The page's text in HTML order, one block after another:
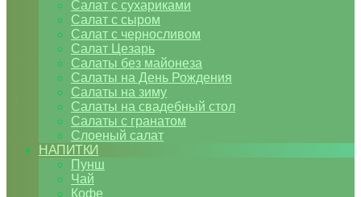
Салат с сухариками
Салат с сыром
Салат с черносливом
Салат Цезарь
Салаты без майонеза
Салаты на День Рождения
Салаты на зиму
Салаты на свадебный стол
Салаты с гранатом
Слоеный салат
НАПИТКИ
Пунш
Чай
Кофе